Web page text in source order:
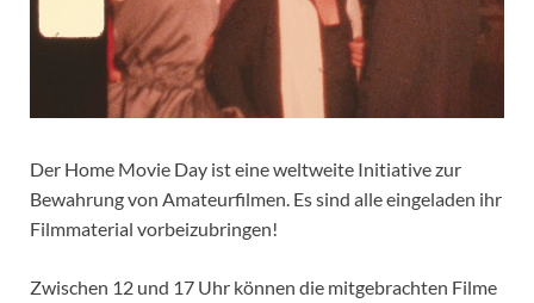
Der Home Movie Day ist eine weltweite Initiative zur
Bewahrung von Amateurfilmen. Es sind alle eingeladen ihr
Filmmaterial vorbeizubringen!
Zwischen 12 und 17 Uhr können die mitgebrachten Filme